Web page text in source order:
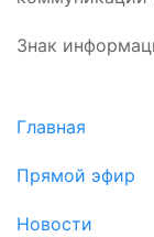
Знак
Главная
Прямой эфир
Новости